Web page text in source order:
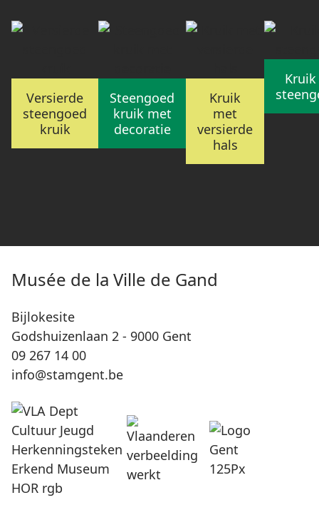
Versierde
steengoed
kruik
Steengoed
kruik met
decoratie
Kruik
met
versierde
hals
Musée de la Ville de Gand
Bijlokesite
Godshuizenlaan 2 - 9000 Gent
09 267 14 00
info@stamgent.be